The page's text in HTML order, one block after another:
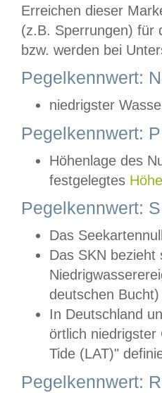
Erreichen dieser
(z.B. Sperrungen) für
bzw. werden bei
Pegelkennwert:
niedrigster
Pegelkennwert:
Höhenlage des
festgelegtes
Pegelkennwert:
Das
Das SKN
deutschen
In Deutschland
örtlich
Tide (LAT)"
Pegelkennwert: